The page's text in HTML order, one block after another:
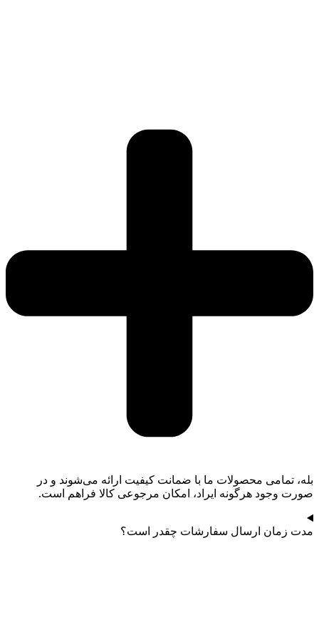
بله، تمامی محصولات ما با ضمانت کیفیت ارائه می‌شوند و در
صورت وجود هرگونه ایراد، امکان مرجوعی کالا فراهم است.
مدت زمان ارسال سفارشات چقدر است؟